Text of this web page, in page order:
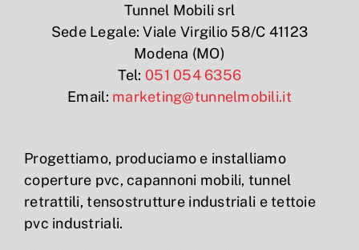
Tunnel Mobili srl
Sede Legale: Viale Virgilio 58/C 41123
Modena (MO)
Tel: 051 054 6356
Email: marketing@tunnelmobili.it
Progettiamo, produciamo e installiamo
coperture pvc, capannoni mobili, tunnel
retrattili, tensostrutture industriali e tettoie
pvc industriali.